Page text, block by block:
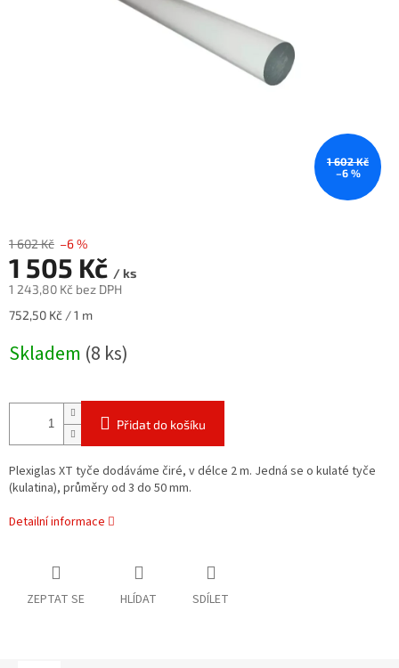
1 602 Kč
–6 %
1 602 Kč –6 %
1 505 Kč / ks
1 243,80 Kč bez DPH
Měrná
752,50 Kč / 1 m
Skladem (8 ks)
Přidat do košíku
Plexiglas XT tyče dodáváme čiré, v délce 2 m. Jedná se o kulaté tyče
(kulatina), průměry od 3 do 50 mm.
Detailní informace
ZEPTAT SE HLÍDAT SDÍLET